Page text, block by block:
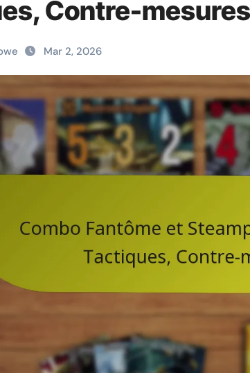
Contre-mesures
Mar 2, 2026